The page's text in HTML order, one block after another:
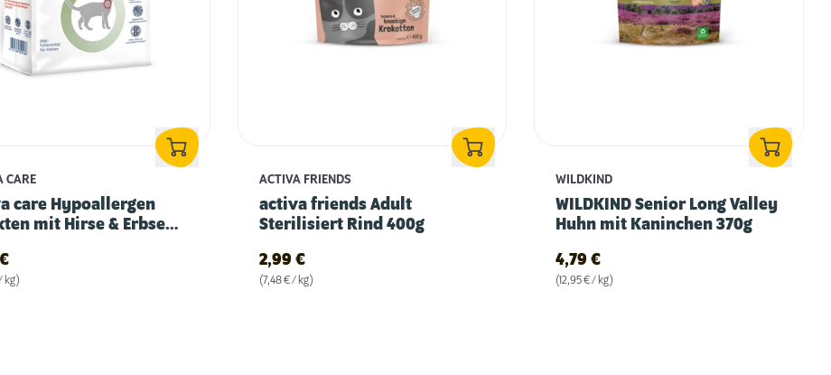
CARE
care Hypoallergen
mit Hirse & Erbse
€
kg)
ACTIVA FRIENDS
activa friends Adult
Sterilisiert Rind 400g
2,99 €
(7,48 € / kg)
WILDKIND
WILDKIND Senior Long Valley
Huhn mit Kaninchen 370g
4,79€
(12,95 € / kg)